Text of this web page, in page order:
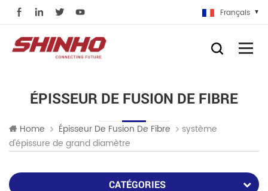
Français
ÉPISSEUR DE FUSION DE FIBRE
Home Épisseur De Fusion De Fibre
système
d'épissure de grand diamètre
CATÉGORIES